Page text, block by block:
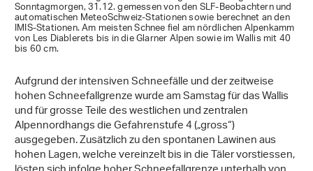
Sonntagmorgen, 31.12. gemessen von den SLF-Beobachtern und
automatischen MeteoSchweiz-Stationen sowie berechnet an den
IMIS-Stationen. Am meisten Schnee fiel am nördlichen Alpenkamm
von Les Diablerets bis in die Glarner Alpen sowie im Wallis mit 40
bis 60 cm.
Aufgrund der intensiven Schneefälle und der zeitweise
hohen Schneefallgrenze wurde am Samstag für das Wallis
und für grosse Teile des westlichen und zentralen
Alpennordhangs die Gefahrenstufe 4 („gross“)
ausgegeben. Zusätzlich zu den spontanen Lawinen aus
hohen Lagen, welche vereinzelt bis in die Täler vorstiessen,